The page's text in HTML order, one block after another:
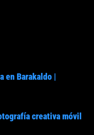
en Barakaldo |
creativa móvil